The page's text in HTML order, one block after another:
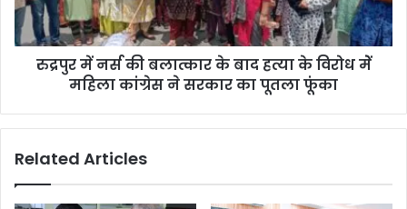
रुद्रपुर में नर्स की बलात्कार के बाद हत्या के विरोध मेें
महिला कांग्रेस ने सरकार का पूतला फूंका
Related Articles